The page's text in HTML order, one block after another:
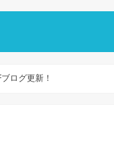
ログ更新！